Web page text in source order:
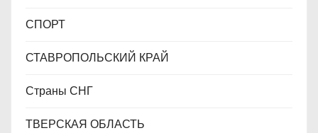
СПОРТ
СТАВРОПОЛЬСКИЙ КРАЙ
Страны СНГ
ТВЕРСКАЯ ОБЛАСТЬ